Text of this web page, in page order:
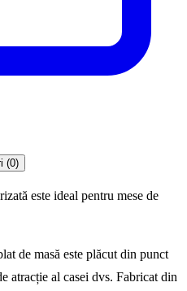
(0)
este ideal pentru mese de
de masă este plăcut din punct
atracție al casei dvs. Fabricat din